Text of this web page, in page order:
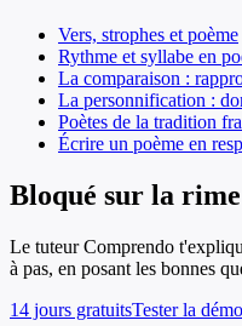
Vers, strophes et poème
Rythme et syllabe en
La comparaison :
La personnification :
Poètes de la tradition
Écrire un poème en
Bloqué sur la
Le tuteur Comprendo
à pas, en posant les bonnes
14 jours gratuitsTester la